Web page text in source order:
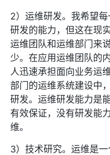
2）运维研发。我希望
研发的能力，但这在现
运维团队和运维部门来
少。在应用运维团队的
人迅速承担面向业务运
部门的运维系统建设中
研发。运维研发能力是
有效保证，没有研发能
维。
3）技术研究。运维是